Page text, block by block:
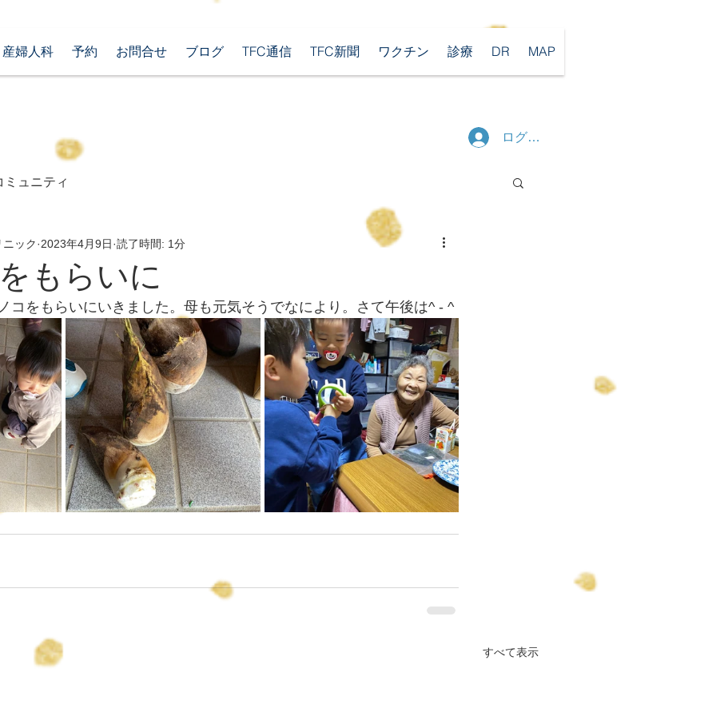
産婦人科 予約 お問合せ ブログ TFC通信 TFC新聞 ワクチン 診療 DR MAP
ログイン
ミュニティ
もらいに
ック 2023年4月9日 読了時間: 1分
コをもらいにいきました。母も元気そうでなにより。さて午後は^ - ^
すべて表示